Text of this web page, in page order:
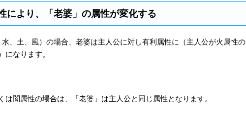
により、「老婆」の属性が変化する
、土、風）の場合、老婆は主人公に対し有利属性に（主人公が火属性の
になります。
は闇属性の場合は、「老婆」は主人公と同じ属性となります。